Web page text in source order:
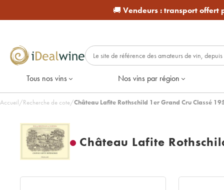
🚚 Vendeurs :transport offert
Tous nos vins Nos vins par région
Accueil/Recherche de cote/Château Lafite Rothschild 1er Grand Cru Classé
Château Lafite